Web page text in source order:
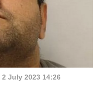
2 July 2023 14:26